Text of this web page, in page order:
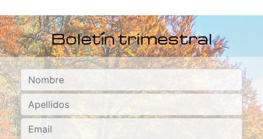
Boletín trimestral